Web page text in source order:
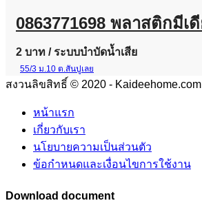
2 บาท / ระบบบำบัดน้ำเสีย
55/3 ม.10 ต.สันปูเลย
สงวนลิขสิทธิ์ © 2020 - Kaideehome.com
หน้าแรก
เกี่ยวกับเรา
นโยบายความเป็นส่วนตัว
ข้อกำหนดและเงื่อนไขการใช้งาน
Download document